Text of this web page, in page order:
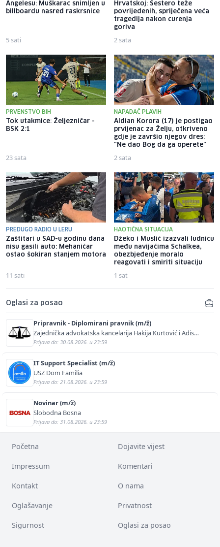
Angelesu: Muškarac snimljen u
billboardu nasred raskrsnice
5 sati
Hrvatskoj: Šestero teže
povrijeđenih, spriječena veća
tragedija nakon curenja
goriva
2 sata
PRVENSTVO BIH
Tok utakmice: Željezničar -
BSK 2:1
23 sata
NAPADAČ PLAVIH
Aldian Korora (17) je postigao
prvijenac za Želju, otkriveno
gdje je završio njegov dres:
"Ne dao Bog da ga operete"
2 sata
PREDUGO RADIO U LERU
Zaštitari u SAD-u godinu dana
nisu gasili auto: Mehaničar
ostao šokiran stanjem motora
11 sati
HAOTIČNA SITUACIJA
Džeko i Muslić izazvali ludnicu
među navijačima Schalkea,
obezbjeđenje moralo
reagovati i smiriti situaciju
1 sat
Oglasi za posao
Pripravnik - Diplomirani pravnik (m/ž)
Zajednička advokatska kancelarija Hakija Kurtović i Adis
Kurtović
Prijava do: 30.08.2026. u 23:59
IT Support Specialist (m/ž)
USZ Dom Familia
Prijava do: 21.08.2026. u 23:59
Novinar (m/ž)
Slobodna Bosna
Prijava do: 31.08.2026. u 23:59
Početna Dojavite vijest
Impressum Komentari
Kontakt O nama
Oglašavanje Privatnost
Sigurnost Oglasi za posao